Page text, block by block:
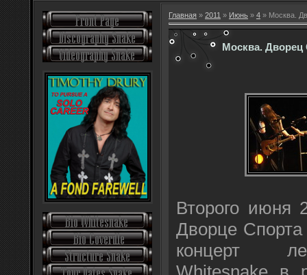
Главная » 2011 » Июнь » 4 » Москва.
Москва. Дворец
Второго июня
Дворце Спорта
концерт